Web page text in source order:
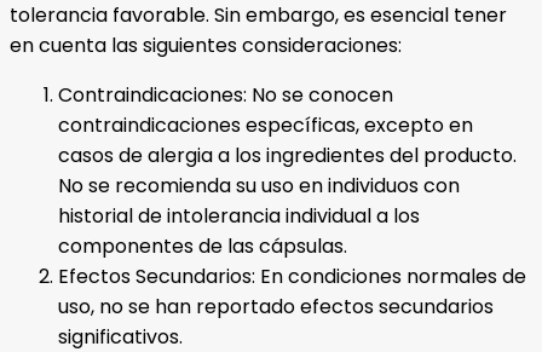
tolerancia favorable. Sin embargo, es esencial tener
en cuenta las siguientes consideraciones:
Contraindicaciones: No se conocen
contraindicaciones específicas, excepto en
casos de alergia a los ingredientes del producto.
No se recomienda su uso en individuos con
historial de intolerancia individual a los
componentes de las cápsulas.
Efectos Secundarios: En condiciones normales de
uso, no se han reportado efectos secundarios
significativos.